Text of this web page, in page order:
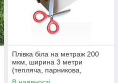
Плівка біла на метраж 200
мкм, ширина 3 метри
(тепляча, парникова,
прозора).